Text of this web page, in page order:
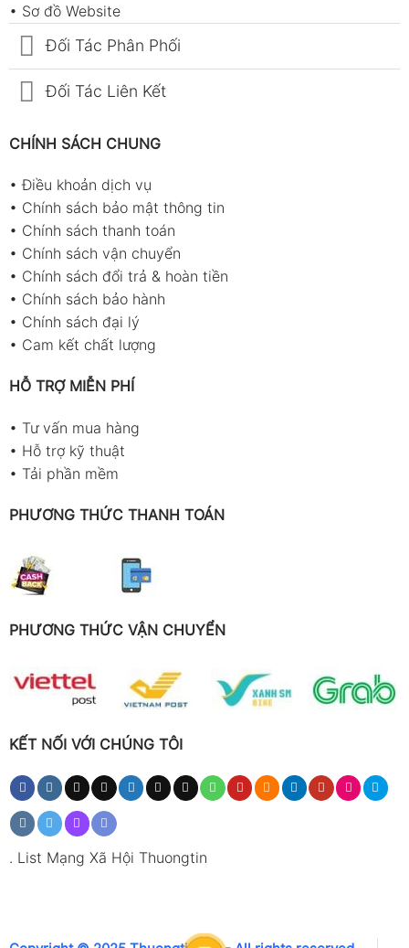
• Sơ đồ Website
Đối Tác Phân Phối
Đối Tác Liên Kết
CHÍNH SÁCH CHUNG
•Điều khoản dịch vụ
• Chính sách bảo mật thông tin
• Chính sách thanh toán
• Chính sách vận chuyển
• Chính sách đổi trả & hoàn tiền
• Chính sách bảo hành
• Chính sách đại lý
• Cam kết chất lượng
HỖ TRỢ MIỄN PHÍ
• Tư vấn mua hàng
• Hỗ trợ kỹ thuật
• Tải phần mềm
PHƯƠNG THỨC THANH TOÁN
PHƯƠNG THỨC VẬN CHUYỂN
KẾT NỐI VỚI CHÚNG TÔI
. List Mạng Xã Hội Thuongtin